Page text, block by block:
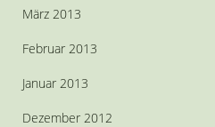
März 2013
Februar 2013
Januar 2013
Dezember 2012